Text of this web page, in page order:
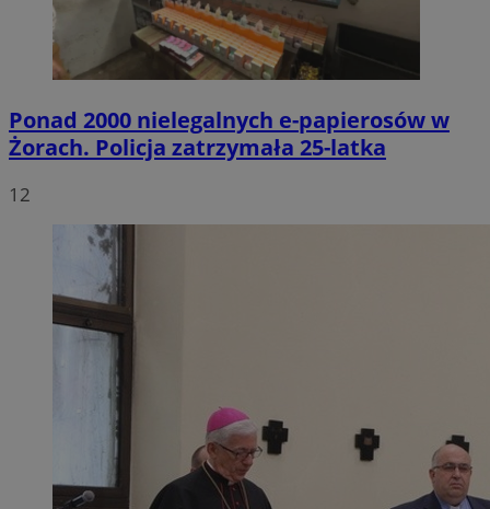
Ponad 2000 nielegalnych e-papierosów w
Żorach. Policja zatrzymała 25-latka
12